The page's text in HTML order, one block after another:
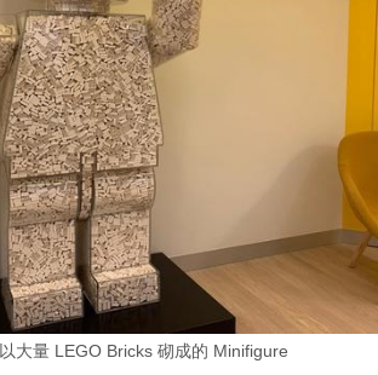
以大量 LEGO Bricks 砌成的 Minifigure